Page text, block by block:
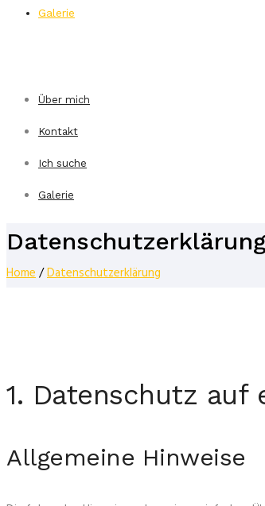
Galerie
Über mich
Kontakt
Ich suche
Galerie
Home/Datenschutzerklärung
1. Datenschutz auf
Allgemeine Hinweise